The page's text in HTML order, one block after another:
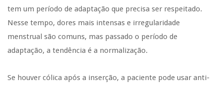
tem um período de adaptação que precisa ser respeitado.
Nesse tempo, dores mais intensas e irregularidade
menstrual são comuns, mas passado o período de
adaptação, a tendência é a normalização.
Se houver cólica após a inserção, a paciente pode usar anti-